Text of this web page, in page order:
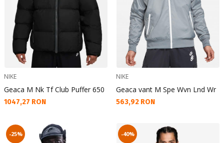
NIKE
Geaca M Nk Tf Club Puffer 650
Текуща цена:
1047,27 RON
NIKE
Geaca vant M Spe Wvn Lnd Wr
Текуща цена:
563,92 RON
-25% -40%